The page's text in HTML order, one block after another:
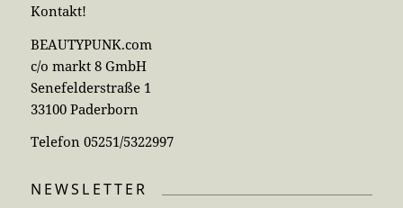
Kontakt!
BEAUTYPUNK.com
c/o markt 8 GmbH
Senefelderstraße 1
33100 Paderborn
Telefon 05251/5322997
NEWSLETTER